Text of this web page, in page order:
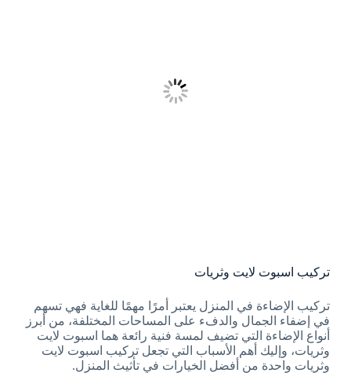
تركيب اسبوت لايت وثريات
تركيب الإضاءة في المنزل يعتبر أمرًا مهمًا للغاية فهي تسهم
في إضفاء الجمال والدفء على المساحات المختلفة، من أبرز
أنواع الإضاءة التي تضيف لمسة فنية رائعة هما اسبوت لايت
وثريات، وإليك أهم الأسباب التي تجعل تركيب اسبوت لايت
وثريات واحدة من أفضل الخيارات في تأثيث المنزل.